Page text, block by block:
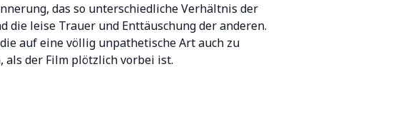
das so unterschiedliche Verhältnis der
die leise Trauer und Enttäuschung der anderen.
auf eine völlig unpathetische Art auch zu
als der Film plötzlich vorbei ist.